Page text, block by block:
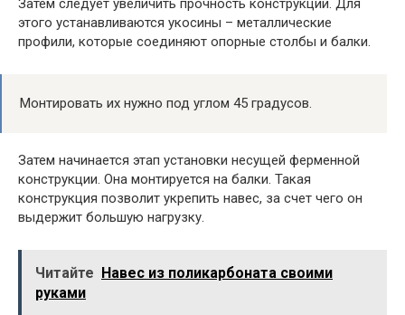
Затем следует увеличить прочность конструкции. Для
этого устанавливаются укосины – металлические
профили, которые соединяют опорные столбы и балки.
Монтировать их нужно под углом 45 градусов.
Затем начинается этап установки несущей ферменной
конструкции. Она монтируется на балки. Такая
конструкция позволит укрепить навес, за счет чего он
выдержит большую нагрузку.
Читайте Навес из поликарбоната своими
руками